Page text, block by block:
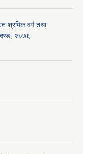
श्रमिक वर्ग तथा
२०७६